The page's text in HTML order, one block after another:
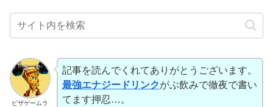
ピザゲームラ
記事を読んでくれてありがとうございます。
最強エナジードリンクがぶ飲みで徹夜で書い
てます押忍…。